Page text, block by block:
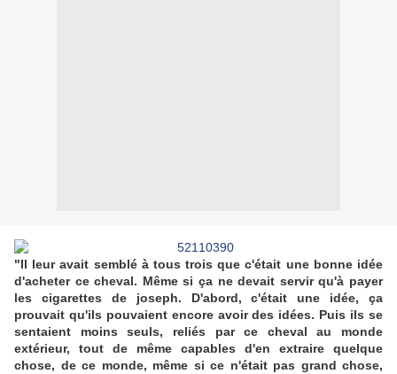
"Il leur avait semblé à tous trois que c'était une bonne idée
d'acheter ce cheval. Même si ça ne devait servir qu'à payer
les cigarettes de joseph. D'abord, c'était une idée, ça
prouvait qu'ils pouvaient encore avoir des idées. Puis ils se
sentaient moins seuls, reliés par ce cheval au monde
extérieur, tout de même capables d'en extraire quelque
chose, de ce monde, même si ce n'était pas grand chose,